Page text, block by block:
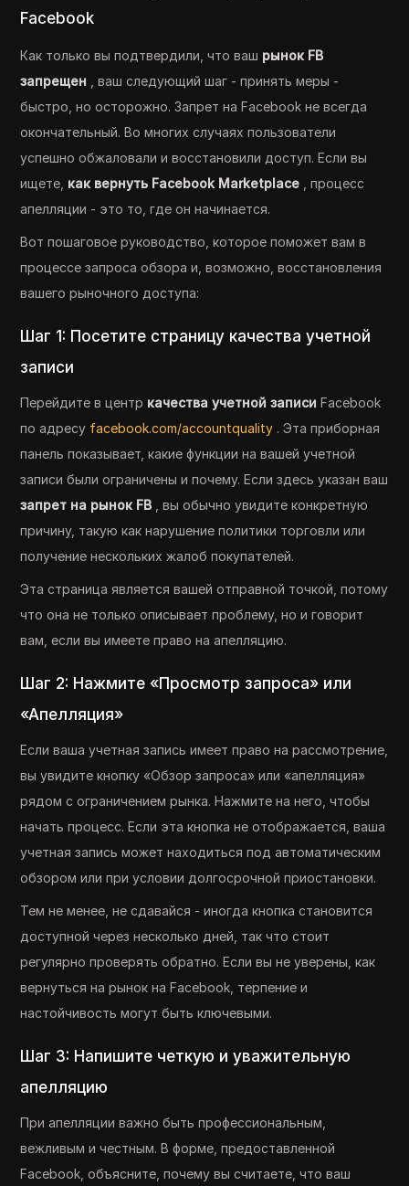
Facebook
Как только вы подтвердили, что ваш рынок FB
запрещен , ваш следующий шаг - принять меры -
быстро, но осторожно. Запрет на Facebook не всегда
окончательный. Во многих случаях пользователи
успешно обжаловали и восстановили доступ. Если вы
ищете, как вернуть Facebook Marketplace , процесс
апелляции - это то, где он начинается.
Вот пошаговое руководство, которое поможет вам в
процессе запроса обзора и, возможно, восстановления
вашего рыночного доступа:
Шаг 1: Посетите страницу качества учетной
записи
Перейдите в центр качества учетной записи Facebook
по адресу facebook.com/accountquality . Эта приборная
панель показывает, какие функции на вашей учетной
записи были ограничены и почему. Если здесь указан ваш
запрет на рынок FB , вы обычно увидите конкретную
причину, такую ​​как нарушение политики торговли или
получение нескольких жалоб покупателей.
Эта страница является вашей отправной точкой, потому
что она не только описывает проблему, но и говорит
вам, если вы имеете право на апелляцию.
Шаг 2: Нажмите «Просмотр запроса» или
«Апелляция»
Если ваша учетная запись имеет право на рассмотрение,
вы увидите кнопку «Обзор запроса» или «апелляция»
рядом с ограничением рынка. Нажмите на него, чтобы
начать процесс. Если эта кнопка не отображается, ваша
учетная запись может находиться под автоматическим
обзором или при условии долгосрочной приостановки.
Тем не менее, не сдавайся - иногда кнопка становится
доступной через несколько дней, так что стоит
регулярно проверять обратно. Если вы не уверены, как
вернуться на рынок на Facebook, терпение и
настойчивость могут быть ключевыми.
Шаг 3: Напишите четкую и уважительную
апелляцию
При апелляции важно быть профессиональным,
вежливым и честным. В форме, предоставленной
Facebook, объясните, почему вы считаете, что ваш